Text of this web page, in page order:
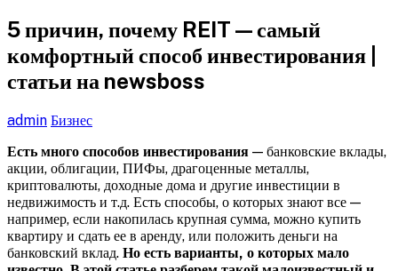
5 причин, почему REIT — самый
комфортный способ инвестирования |
статьи на newsboss
admin Бизнес
Есть много способов инвестирования — банковские вклады,
акции, облигации, ПИФы, драгоценные металлы,
криптовалюты, доходные дома и другие инвестиции в
недвижимость и т.д. Есть способы, о которых знают все —
например, если накопилась крупная сумма, можно купить
квартиру и сдать ее в аренду, или положить деньги на
банковский вклад. Но есть варианты, о которых мало